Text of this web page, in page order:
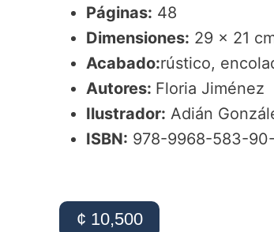
Páginas: 48
Dimensiones: 29 x 21
Acabado:rústico,
Autores: Floria Jiménez
Ilustrador: Adián
ISBN: 978-9968-583-
¢ 10,500